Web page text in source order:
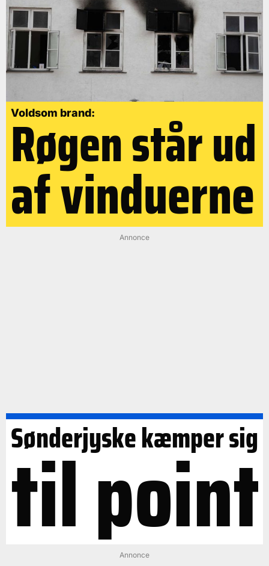
Voldsom brand:
Røgen står ud
af vinduerne
Annonce
Sønderjyske kæmper sig
til point
Annonce